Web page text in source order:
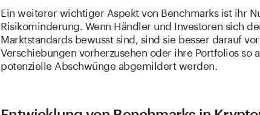
Ein weiterer wichtiger Aspekt von Benchmarks ist ihr
Risikominderung. Wenn Händler und Investoren sich
Marktstandards bewusst sind, sind sie besser darauf
Verschiebungen vorherzusehen oder ihre Portfolios so
potenzielle Abschwünge abgemildert werden.